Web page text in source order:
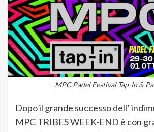
MPC Padel Festival Tap-In &
Dopo il grande successo dell’
MPC TRIBES WEEK-END è con